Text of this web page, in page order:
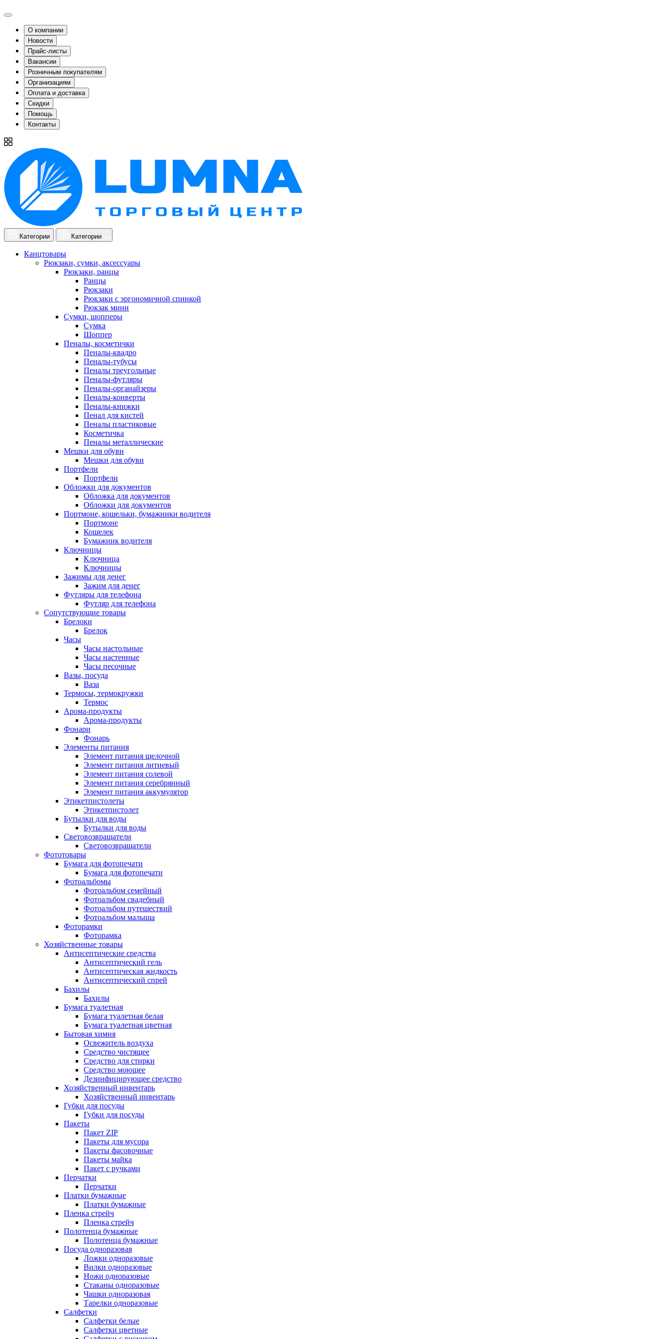
О компании
Новости
Прайс-листы
Вакансии
Розничным покупателям
Организациям
Оплата и доставка
Скидки
Помощь
Контакты
Категории Категории
Канцтовары
Рюкзаки, сумки, аксессуары
Рюкзаки, ранцы
Ранцы
Рюкзаки
Рюкзаки с эргономичной спинкой
Рюкзак мини
Сумки, шопперы
Сумка
Шоппер
Пеналы, косметички
Пеналы-квадро
Пеналы-тубусы
Пеналы треугольные
Пеналы-футляры
Пеналы-органайзеры
Пеналы-конверты
Пеналы-книжки
Пенал для кистей
Пеналы пластиковые
Косметичка
Пеналы металлические
Мешки для обуви
Мешки для обуви
Портфели
Портфели
Обложки для документов
Обложка для документов
Обложки для документов
Портмоне, кошельки, бумажники водителя
Портмоне
Кошелек
Бумажник водителя
Ключницы
Ключница
Ключницы
Зажимы для денег
Зажим для денег
Футляры для телефона
Футляр для телефона
Сопутствующие товары
Брелоки
Брелок
Часы
Часы настольные
Часы настенные
Часы песочные
Вазы, посуда
Ваза
Термосы, термокружки
Термос
Арома-продукты
Арома-продукты
Фонари
Фонарь
Элементы питания
Элемент питания щелочной
Элемент питания литиевый
Элемент питания солевой
Элемент питания серебрянный
Элемент питания аккумулятор
Этикетпистолеты
Этикетпистолет
Бутылки для воды
Бутылки для воды
Световозвращатели
Световозвращатели
Фототовары
Бумага для фотопечати
Бумага для фотопечати
Фотоальбомы
Фотоальбом семейный
Фотоальбом свадебный
Фотоальбом путешествий
Фотоальбом малыша
Фоторамки
Фоторамка
Хозяйственные товары
Антисептические средства
Антисептический гель
Антисептическая жидкость
Антисептический спрей
Бахилы
Бахилы
Бумага туалетная
Бумага туалетная белая
Бумага туалетная цветная
Бытовая химия
Освежитель воздуха
Средство чистящее
Средство для стирки
Средство моющее
Дезинфицирующее средство
Хозяйственный инвентарь
Хозяйственный инвентарь
Губки для посуды
Губки для посуды
Пакеты
Пакет ZIP
Пакеты для мусора
Пакеты фасовочные
Пакеты майка
Пакет с ручками
Перчатки
Перчатки
Платки бумажные
Платки бумажные
Пленка стрейч
Пленка стрейч
Полотенца бумажные
Полотенца бумажные
Посуда одноразовая
Ложки одноразовые
Вилки одноразовые
Ножи одноразовые
Стаканы одноразовые
Чашки одноразовая
Тарелки одноразовые
Салфетки
Салфетки белые
Салфетки цветные